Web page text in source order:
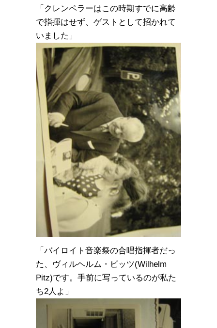
「クレンペラーはこの時期すでに高齢
で指揮はせず、ゲストとして招かれて
いました」
「バイロイト音楽祭の合唱指揮者だっ
た、ヴィルヘルム・ピッツ(Wilhelm
Pitz)です。手前に写っているのが私た
ち2人よ」